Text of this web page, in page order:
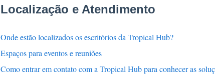
Localização e Atendimento
Onde estão localizados os escritórios da Tropical Hub?
Espaços para eventos e reuniões
Como entrar em contato com a Tropical Hub para conhecer as